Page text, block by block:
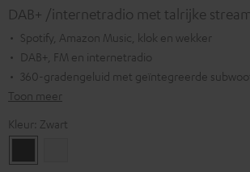
DAB+ /internetradio met talrijke
Spotify, Amazon Music, klok en wekker
DAB+, FM en internetradio
360-gradengeluid met geïntegreerde
Toon meer
Kleur: Zwart